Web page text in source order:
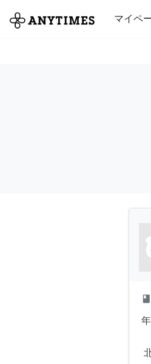
マイペ
全て 修理・
class